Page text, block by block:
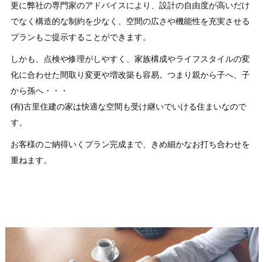
更に弊社の専門家のアドバイスにより、設計の自由度が高いだけ
でなく構造的な制約を少なく、空間の広さや機能性を充実させる
プランもご提示することができます。
しかも、点検や修理がしやすく、家族構成やライフスタイルの変
化に合わせた間取り変更や増改築も容易。つまり親から子へ、子
から孫へ・・・
(有)古里住建の家は快適な空間も受け継いでいける住まいなので
す。
お客様のご納得いくプラン完成まで、きめ細かなお打ち合わせを
重ねます。